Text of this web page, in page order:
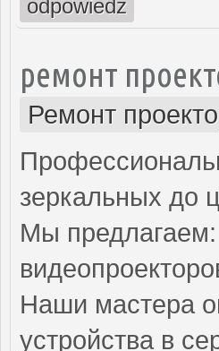
odpowiedz
ремонт
Ремонт
зеркальных до
Мы
Наши мастера
устройства в